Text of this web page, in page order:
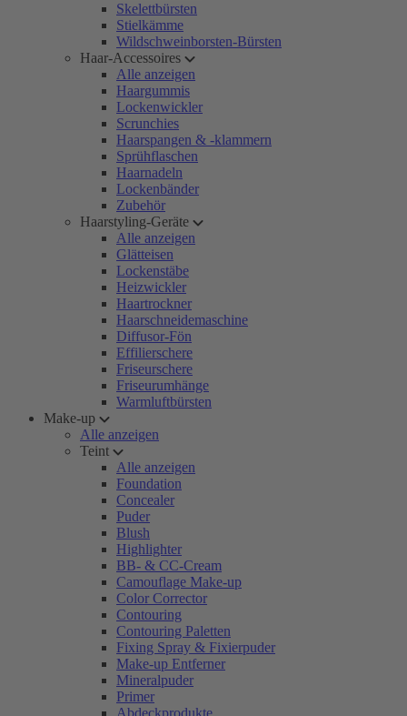
Skelettbürsten
Stielkämme
Wildschweinborsten-Bürsten
Haar-Accessoires
Alle anzeigen
Haargummis
Lockenwickler
Scrunchies
Haarspangen & -klammern
Sprühflaschen
Haarnadeln
Lockenbänder
Zubehör
Haarstyling-Geräte
Alle anzeigen
Glätteisen
Lockenstäbe
Heizwickler
Haartrockner
Haarschneidemaschine
Diffusor-Fön
Effilierschere
Friseurschere
Friseurumhänge
Warmluftbürsten
Make-up
Alle anzeigen
Teint
Alle anzeigen
Foundation
Concealer
Puder
Blush
Highlighter
BB- & CC-Cream
Camouflage Make-up
Color Corrector
Contouring
Contouring Paletten
Fixing Spray & Fixierpuder
Make-up Entferner
Mineralpuder
Primer
Abdeckprodukte